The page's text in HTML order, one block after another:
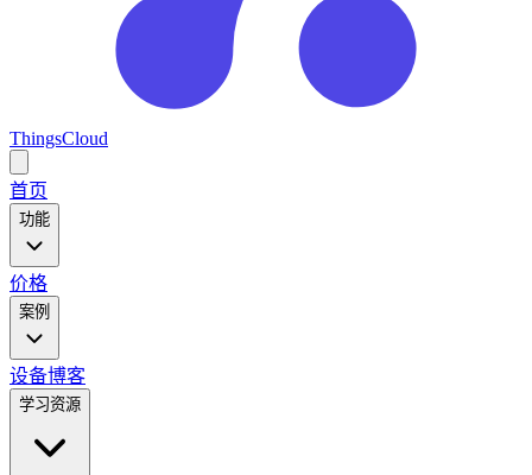
ThingsCloud
main
menu
首页
功能
价格
案例
设备博客
学习资源